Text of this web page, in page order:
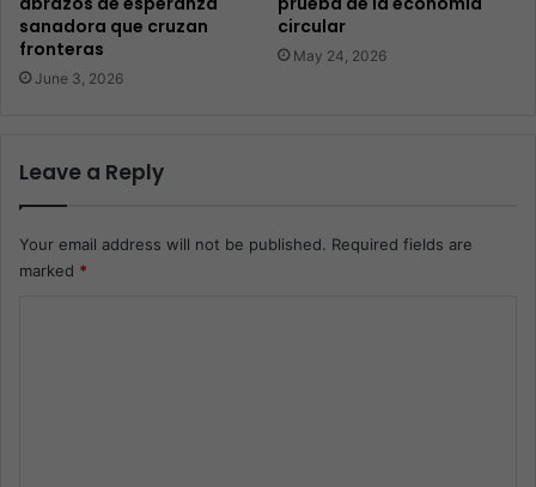
sanadora que cruzan
fronteras
June 3, 2026
circular
May 24, 2026
Leave a Reply
Your email address will not be published. Required fields are
marked *